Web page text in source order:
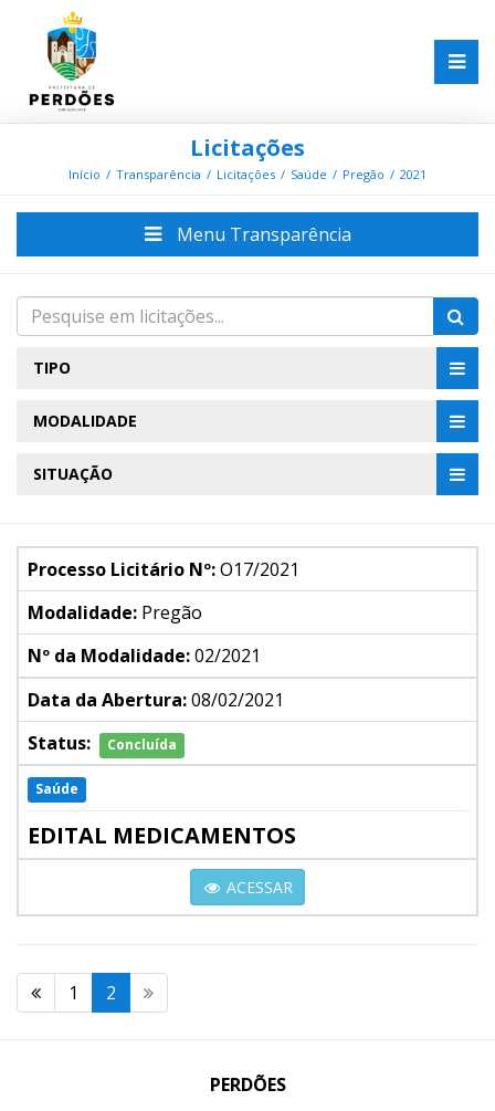
Licitações
Início Transparência Licitações Saúde Pregão 2021
Menu Transparência
TIPO
MODALIDADE
SITUAÇÃO
Processo Licitário Nº:O17/2021
Modalidade: Pregão
Nº da Modalidade:02/2021
Data da Abertura:08/02/2021
Status:
Concluída
Saúde
EDITAL MEDICAMENTOS
ACESSAR
1 2
PERDÕES